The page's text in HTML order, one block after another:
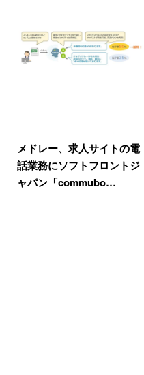
メドレー、求人サイトの電
話業務にソフトフロントジ
ャパン「commubo…